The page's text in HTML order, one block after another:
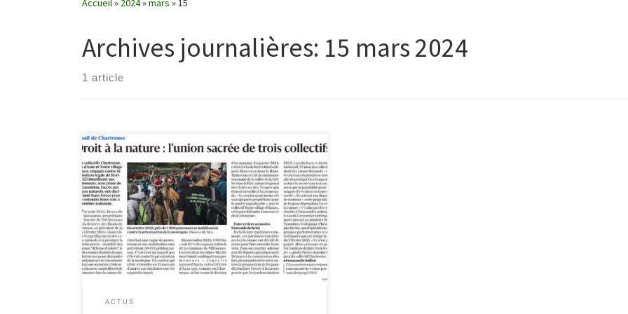
Accueil» 2024»mars »15
Archives journalières: 15 mars 2024
1 article
Trois collectifs Chartreuse, Côte d’Azur et Notre village
d’Alsace, engagés contre la disposition légale de
février 2023 interdisant aux promeneurs, sous peine
de contravention, l’accès aux espaces naturels, ont
décidé d’unir leurs forces pour faire entendre leurs
voix à l’Assemblée nationale. Lire l’article :
ledauphine.com/economie/2024/03/14/isere-massif-
de-chartreuse-droit-a-la-nature-l-union-sacree-de-
trois-collectifs
ACTUS